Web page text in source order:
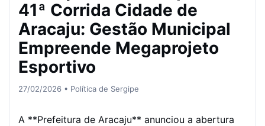
41ª Corrida Cidade de
Aracaju: Gestão Municipal
Empreende Megaprojeto
Esportivo
27/02/2026 • Política de Sergipe
A **Prefeitura de Aracaju** anunciou a abertura